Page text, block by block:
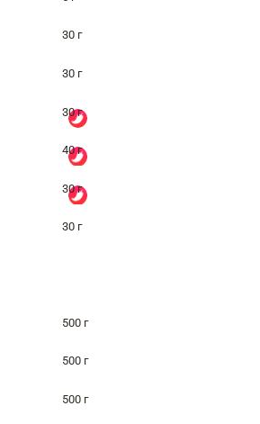
30 г
30 г
30 г
40 г
30 г
30 г
500 г
500 г
500 г